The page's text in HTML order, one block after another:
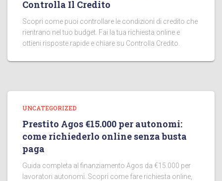
Controlla Il Credito
Scopri come puoi controllare le condizioni di credito che
rientrano nel tuo budget. Fai la tua richiesta online e
ottieni risposte rapide e chiare su Controlla Credito.
UNCATEGORIZED
Prestito Agos €15.000 per autonomi:
come richiederlo online senza busta
paga
Guida completa al finanziamento Agos da €15.000 per
lavoratori autonomi. Scopri come fare richiesta online,